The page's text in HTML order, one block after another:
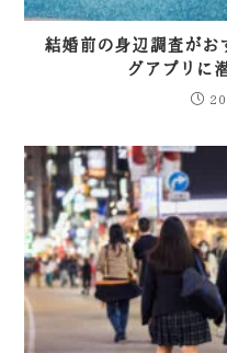
結婚前の身辺調査がお
グアプリに